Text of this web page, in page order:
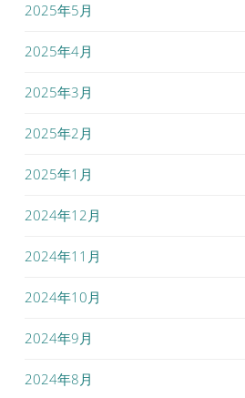
2025年5月
2025年4月
2025年3月
2025年2月
2025年1月
2024年12月
2024年11月
2024年10月
2024年9月
2024年8月